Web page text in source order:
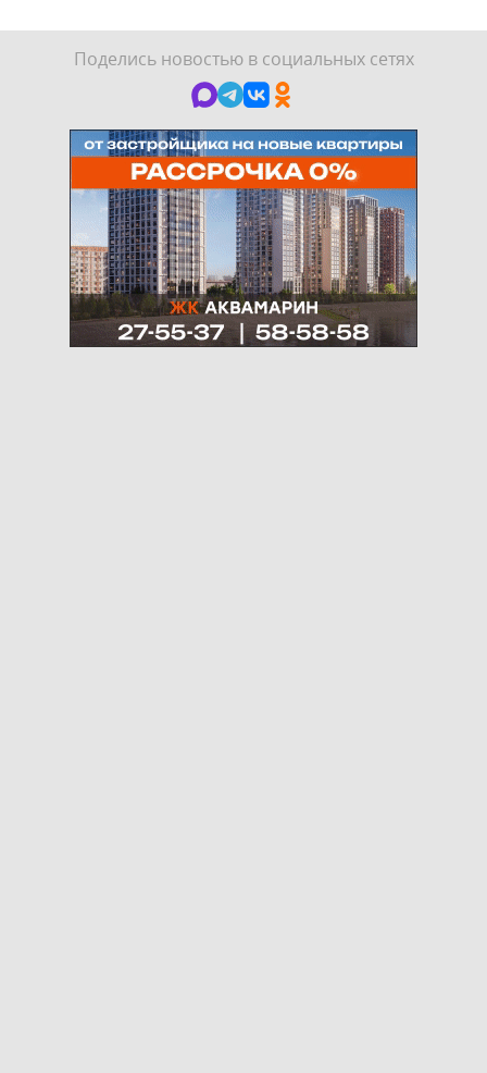
Поделись новостью в социальных сетях